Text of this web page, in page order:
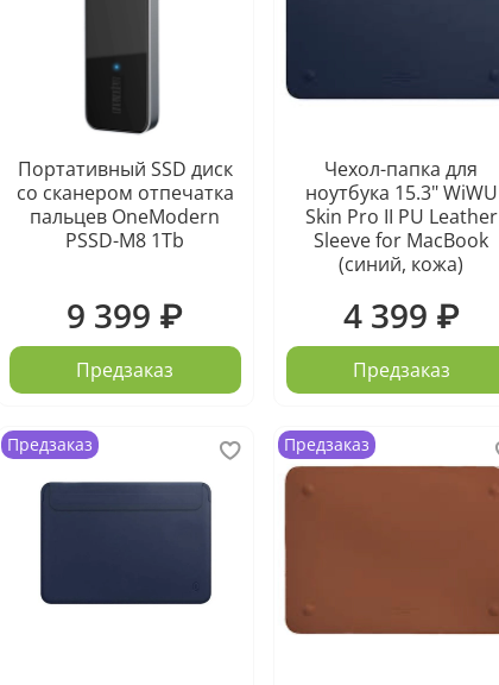
Портативный SSD диск
со сканером отпечатка
пальцев OneModern
PSSD-M8 1Tb
9 399 ₽
Предзаказ
Чехол-папка для
ноутбука 15.3" WiWU
Skin Pro II PU Leather
Sleeve for MacBook
(синий, кожа)
4 399 ₽
Предзаказ
Предзаказ Предзаказ